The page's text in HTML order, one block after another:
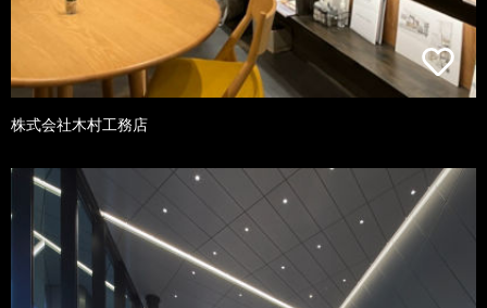
株式会社木村工務店